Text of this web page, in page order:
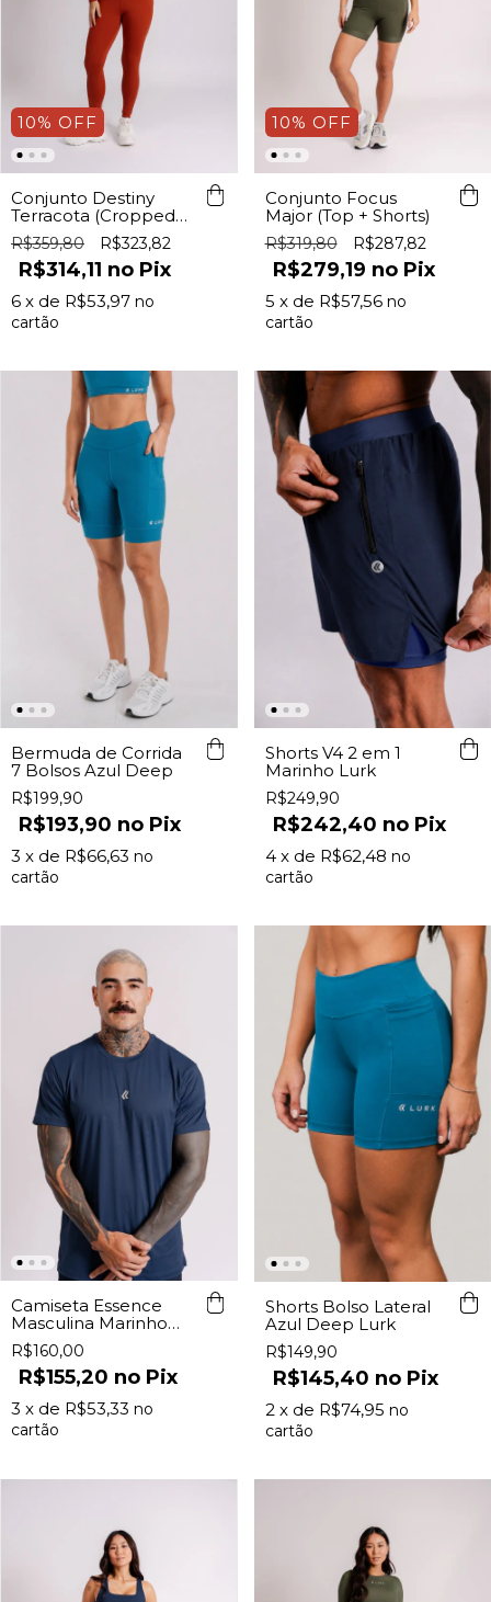
10% OFF
Conjunto Destiny
Terracota (Cropped
ML+ Legging c/
Bolso)
R$359,80 R$323,82
R$314,11 Pix
6 x de R$53,97
10% OFF
Conjunto Focus
Major (Top + Shorts)
R$319,80 R$287,82
R$279,19 Pix
5 x de R$57,56
Bermuda de Corrida
7 Bolsos Azul Deep
R$199,90
R$193,90 Pix
3 x de R$66,63
Shorts V4 2 em 1
Marinho Lurk
R$249,90
R$242,40 Pix
4 x de R$62,48
Camiseta Essence
Masculina Marinho
Lurk
R$160,00
R$155,20 Pix
3 x de R$53,33
Shorts Bolso Lateral
Azul Deep Lurk
R$149,90
R$145,40 Pix
2 x de R$74,95